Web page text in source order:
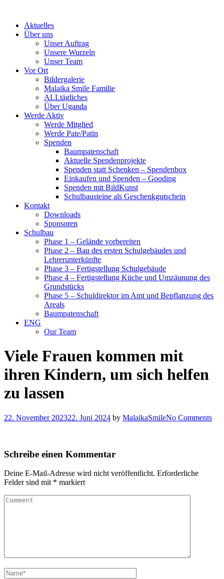
contentAktuelles
Über uns
Unser Auftrag
Unsere Wurzeln
Unser Team
Vor Ort
Bildergalerie
Malaika Smile Familie
ALLtägliches
Über Uganda
Werde Aktiv
Werde Mitglied
Werde Pate/Patin
Spenden
Baumpatenschaft
Aktuelle Spendenprojekte
Spenden statt Schenken – Spendenbox
Einkaufen und Spenden – Gooding
Spenden mit BildKunst
Schulbausteine als Geschenkgutschein
Kontakt
Downloads
Sponsoren
Schulbau
Phase 1 – Gelände vorbereiten
Phase 2 – Bau des ersten Schulgebäudes und
Lehrerunterkünfte
Phase 3 – Fertigstellung Schulgebäude
Phase 4 – Fertigstellung Küche und Umzäunung des
Grundstücks
Phase 5 – Schuldirektor im Amt und Bepflanzung des
Areals
Baumpatenschaft
ENG
Our Team
Viele Frauen kommen mit
ihren Kindern, um sich helfen
zu lassen
22. November 202322. Juni 2024 by MalaikaSmileNo Comments
Schreibe einen Kommentar
Deine E-Mail-Adresse wird nicht veröffentlicht. Erforderliche
Felder sind mit * markiert